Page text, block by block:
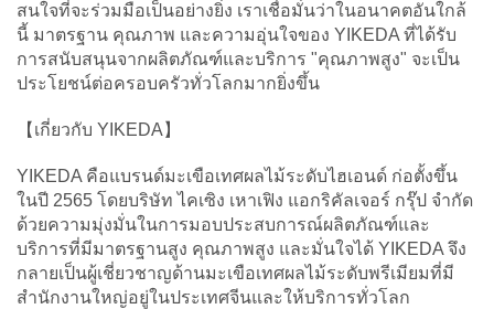
สนใจที่จะร่วมมือเป็นอย่างยิ่ง เราเชื่อมั่นว่าในอนาคตอันใกล้
นี้ มาตรฐาน คุณภาพ และความอุ่นใจของ YIKEDA ที่ได้รับ
การสนับสนุนจากผลิตภัณฑ์และบริการ "คุณภาพสูง" จะเป็น
ประโยชน์ต่อครอบครัวทั่วโลกมากยิ่งขึ้น
【เกี่ยวกับ YIKEDA】
YIKEDA คือแบรนด์มะเขือเทศผลไม้ระดับไฮเอนด์ ก่อตั้งขึ้น
ในปี 2565 โดยบริษัท ไคเซิง เหาเฟิง แอกริคัลเจอร์ กรุ๊ป จำกัด
ด้วยความมุ่งมั่นในการมอบประสบการณ์ผลิตภัณฑ์และ
บริการที่มีมาตรฐานสูง คุณภาพสูง และมั่นใจได้ YIKEDA จึง
กลายเป็นผู้เชี่ยวชาญด้านมะเขือเทศผลไม้ระดับพรีเมียมที่มี
สำนักงานใหญ่อยู่ในประเทศจีนและให้บริการทั่วโลก